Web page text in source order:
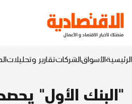
الرئيسيةالأسواقالشركاتتقارير وتحليلات
"البنك الأول"